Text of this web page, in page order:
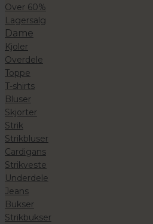
Over 60%
Lagersalg
Dame
Kjoler
Overdele
Toppe
T-shirts
Bluser
Skjorter
Strik
Strikbluser
Cardigans
Strikveste
Underdele
Jeans
Bukser
Strikbukser